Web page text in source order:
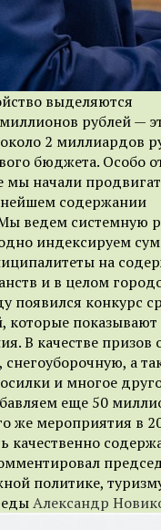
выделяются
рублей —
2 миллиардов
бюджета. Особо
мы начали
содержании
ведем системную
индексируем
на
и в целом
появился конкурс
которые
В качестве призов
а
и многое
еще 50
же мероприятия в
качественно
политике,
Александр